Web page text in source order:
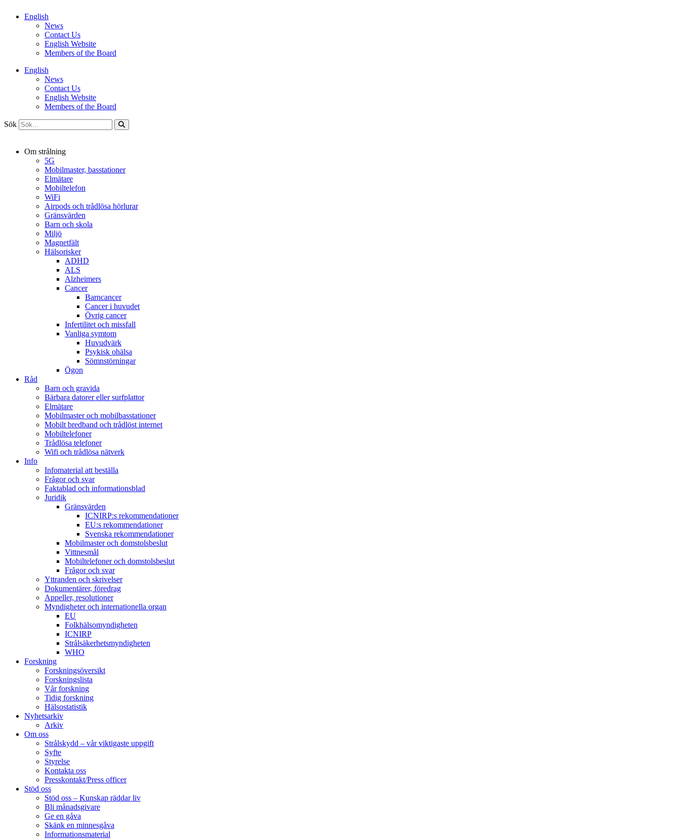
English
News
Contact Us
English Website
Members of the Board
English
News
Contact Us
English Website
Members of the Board
Sök
Om strålning
5G
Mobilmaster, basstationer
Elmätare
Mobiltelefon
WiFi
Airpods och trådlösa hörlurar
Gränsvärden
Barn och skola
Miljö
Magnetfält
Hälsorisker
ADHD
ALS
Alzheimers
Cancer
Barncancer
Cancer i huvudet
Övrig cancer
Infertilitet och missfall
Vanliga symtom
Huvudvärk
Psykisk ohälsa
Sömnstörningar
Ögon
Råd
Barn och gravida
Bärbara datorer eller surfplattor
Elmätare
Mobilmaster och mobilbasstationer
Mobilt bredband och trådlöst internet
Mobiltelefoner
Trådlösa telefoner
Wifi och trådlösa nätverk
Info
Infomaterial att beställa
Frågor och svar
Faktablad och informationsblad
Juridik
Gränsvärden
ICNIRP:s rekommendationer
EU:s rekommendationer
Svenska rekommendationer
Mobilmaster och domstolsbeslut
Vittnesmål
Mobiltelefoner och domstolsbeslut
Frågor och svar
Yttranden och skrivelser
Dokumentärer, föredrag
Appeller, resolutioner
Myndigheter och internationella organ
EU
Folkhälsomyndigheten
ICNIRP
Strålsäkerhetsmyndigheten
WHO
Forskning
Forskningsöversikt
Forskningslista
Vår forskning
Tidig forskning
Hälsostatistik
Nyhetsarkiv
Arkiv
Om oss
Strålskydd – vår viktigaste uppgift
Syfte
Styrelse
Kontakta oss
Presskontakt/Press officer
Stöd oss
Stöd oss – Kunskap räddar liv
Bli månadsgivare
Ge en gåva
Skänk en minnesgåva
Informationsmaterial